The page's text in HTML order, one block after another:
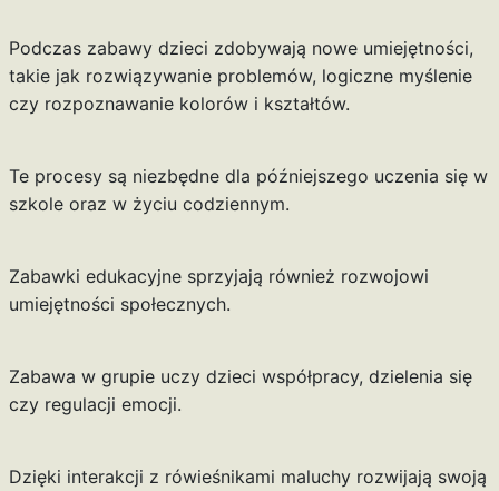
Podczas zabawy dzieci zdobywają nowe umiejętności,
takie jak rozwiązywanie problemów, logiczne myślenie
czy rozpoznawanie kolorów i kształtów.
Te procesy są niezbędne dla późniejszego uczenia się w
szkole oraz w życiu codziennym.
Zabawki edukacyjne sprzyjają również rozwojowi
umiejętności społecznych.
Zabawa w grupie uczy dzieci współpracy, dzielenia się
czy regulacji emocji.
Dzięki interakcji z rówieśnikami maluchy rozwijają swoją